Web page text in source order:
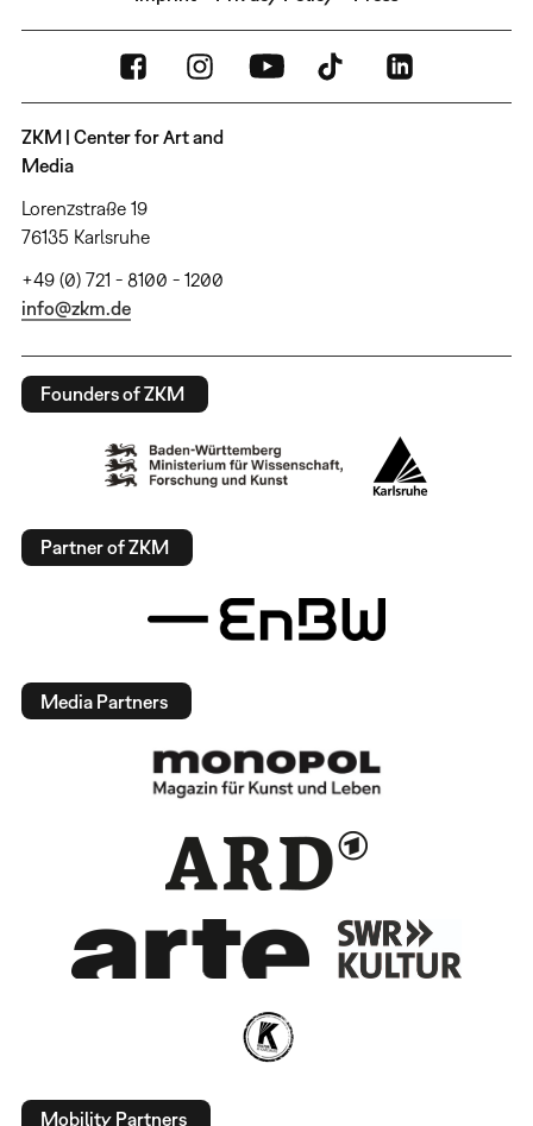
ZKM | Center for Art and
Media
Lorenzstraße 19
76135 Karlsruhe
+49 (0) 721 - 8100 - 1200
info@zkm.de
Founders of ZKM
Partner of ZKM
Media Partners
Mobility Partners